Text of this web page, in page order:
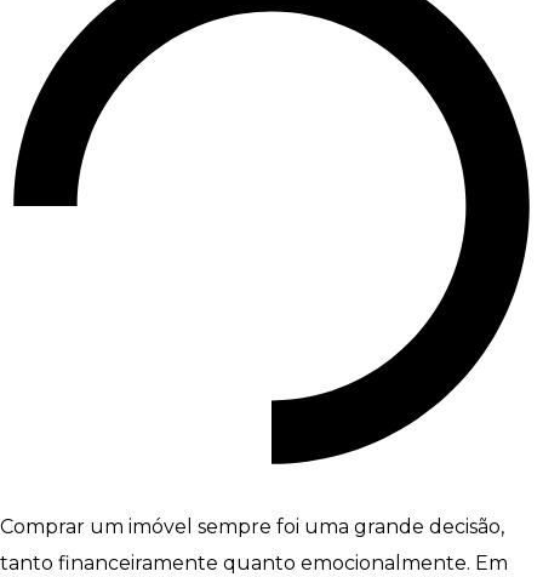
Comprar um imóvel sempre foi uma grande decisão,
tanto financeiramente quanto emocionalmente. Em